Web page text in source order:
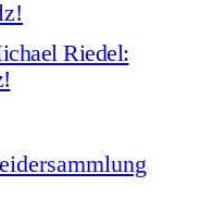
Riedel: